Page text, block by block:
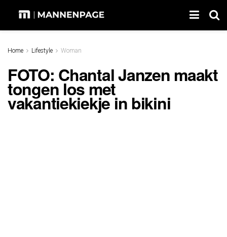
Home Lifestyle Woman
FOTO: Chantal Janzen maakt
tongen los met
vakantiekiekje in bikini